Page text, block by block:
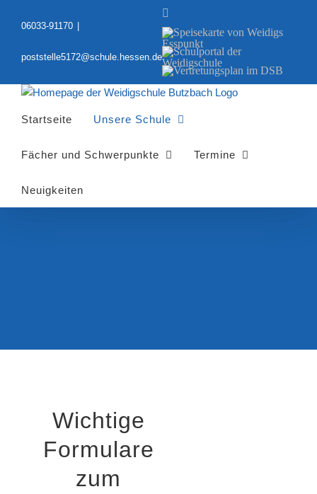
Inhalt06033-91170
poststelle5172@schule.hessen.de
Speisekarte
von
Weidigs
Esspunkt
Schulportal
der
Weidigschule
Vertretungsplan
DSB
Startseite Unsere Schule
Fächer und Schwerpunkte Termine
Neuigkeiten
Wichtige
Formulare
zum